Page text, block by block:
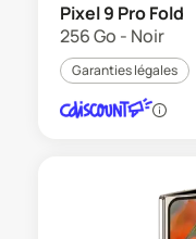
Pixel 9 Pro Fold
256 Go - Noir
Garanties légales